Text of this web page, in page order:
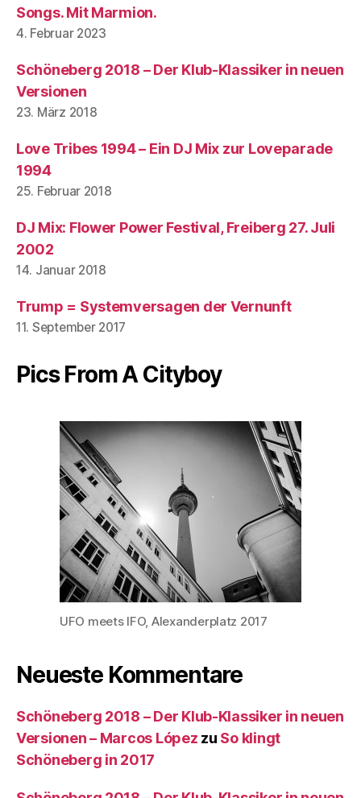
Songs. Mit Marmion.
4. Februar 2023
Schöneberg 2018 – Der Klub-Klassiker in neuen
Versionen
23. März 2018
Love Tribes 1994 – Ein DJ Mix zur Loveparade
1994
25. Februar 2018
DJ Mix: Flower Power Festival, Freiberg 27. Juli
2002
14. Januar 2018
Trump = Systemversagen der Vernunft
11. September 2017
Pics From A Cityboy
UFO meets IFO, Alexanderplatz 2017
Neueste Kommentare
Schöneberg 2018 – Der Klub-Klassiker in neuen
Versionen – Marcos López zu So klingt
Schöneberg in 2017